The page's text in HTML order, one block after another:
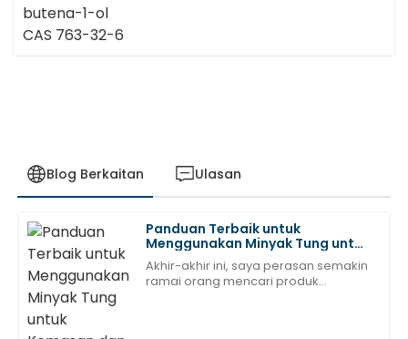
Blog Berkaitan Ulasan
Panduan Terbaik untuk
Menggunakan Minyak Tung untuk
Kemasan dan Perlindungan Kayu
Akhir-akhir ini, saya perasan semakin
ramai orang mencari produk
R
Robert
Wilson
Kualiti dan perhatian terhadap perincian yang luar
biasa. Pasukan sokongan menunjukkan
profesionalisme yang luar biasa!